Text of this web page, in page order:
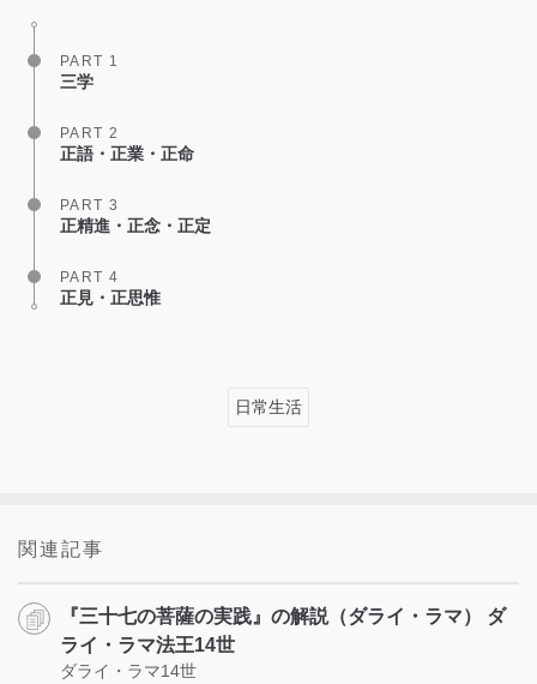
PART 1
三学
PART 2
正語・正業・正命
PART 3
正精進・正念・正定
PART 4
正見・正思惟
日常生活
関連記事
『三十七の菩薩の実践』の解説（ダライ・ラマ） ダ
ライ・ラマ法王14世
ダライ・ラマ14世